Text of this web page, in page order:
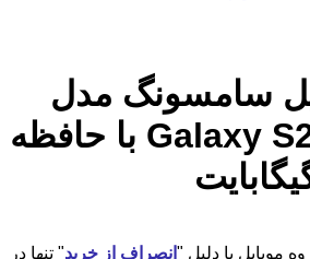
سامسونگ مدل
Galaxy S22 Ultra 5G با حافظه
موبایل با دلیل " انصراف از خرید" تنها در